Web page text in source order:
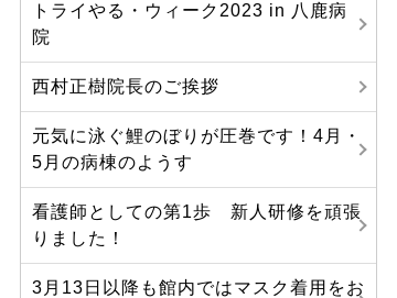
トライやる・ウィーク2023 in 八鹿病
院
西村正樹院長のご挨拶
元気に泳ぐ鯉のぼりが圧巻です！4月・
5月の病棟のようす
看護師としての第1歩 新人研修を頑張
りました！
3月13日以降も館内ではマスク着用をお